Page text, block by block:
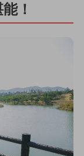
！